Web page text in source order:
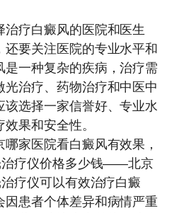
疗白癜风的医院和医生
要关注医院的专业水平和
是一种复杂的疾病，治疗需
治疗、药物治疗和中医中
选择一家信誉好、专业水
果和安全性。
家医院看白癜风有效果，
治疗仪价格多少钱——北京
疗仪可以有效治疗白癜
因患者个体差异和病情严重